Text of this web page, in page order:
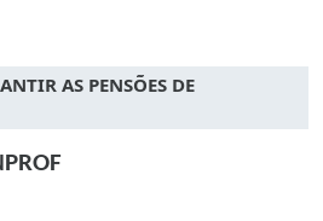
AS PENSÕES DE